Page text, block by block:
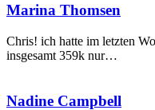
Marina
Marina Thomsen
Chris! ich hatte im letzten
insgesamt 359k nur…
Nadine
Nadine Campbell